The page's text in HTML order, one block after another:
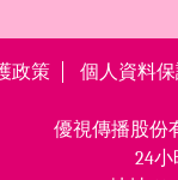
政策 個人資料
優視傳播股份
24